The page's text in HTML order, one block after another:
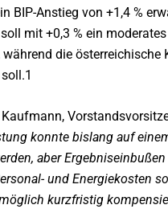
BIP-Anstieg von +1,4 %
mit +0,3 % ein
die österreichische
konnte bislang auf
aber
und Energiekosten
kurzfristig